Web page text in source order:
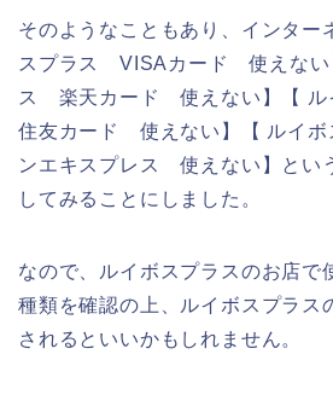
そのようなこともあり、インター
スプラス VISAカード 使えない
ス 楽天カード 使えない】【
住友カード 使えない】【 ルイ
ンエキスプレス 使えない】とい
してみることにしました。
なので、ルイボスプラスのお店で
種類を確認の上、ルイボスプラス
されるといいかもしれません。